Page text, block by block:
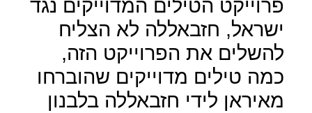
פרוייקט הטילים המדוייקים נגד
ישראל, חזבאללה לא הצליח
להשלים את הפרוייקט הזה,
כמה טילים מדוייקים שהוברחו
מאיראן לידי חזבאללה בלבנון